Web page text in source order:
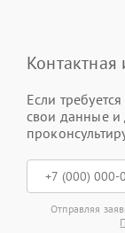
Если
свои данные и
Отправляя